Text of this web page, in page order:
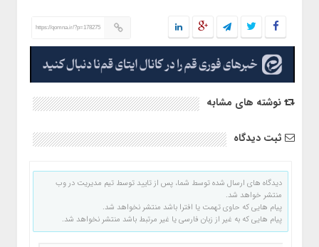
https://qomna.ir/?p=178275
نوشته های مشابه
ثبت دیدگاه
دیدگاه های ارسال شده توسط شما، پس از تایید توسط تیم مدیریت در وب
منتشر خواهد شد.
پیام هایی که حاوی تهمت یا افترا باشد منتشر نخواهد شد.
پیام هایی که به غیر از زبان فارسی یا غیر مرتبط باشد منتشر نخواهد شد.